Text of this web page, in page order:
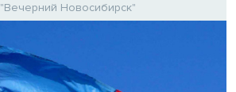
"Вечерний Новосибирск"